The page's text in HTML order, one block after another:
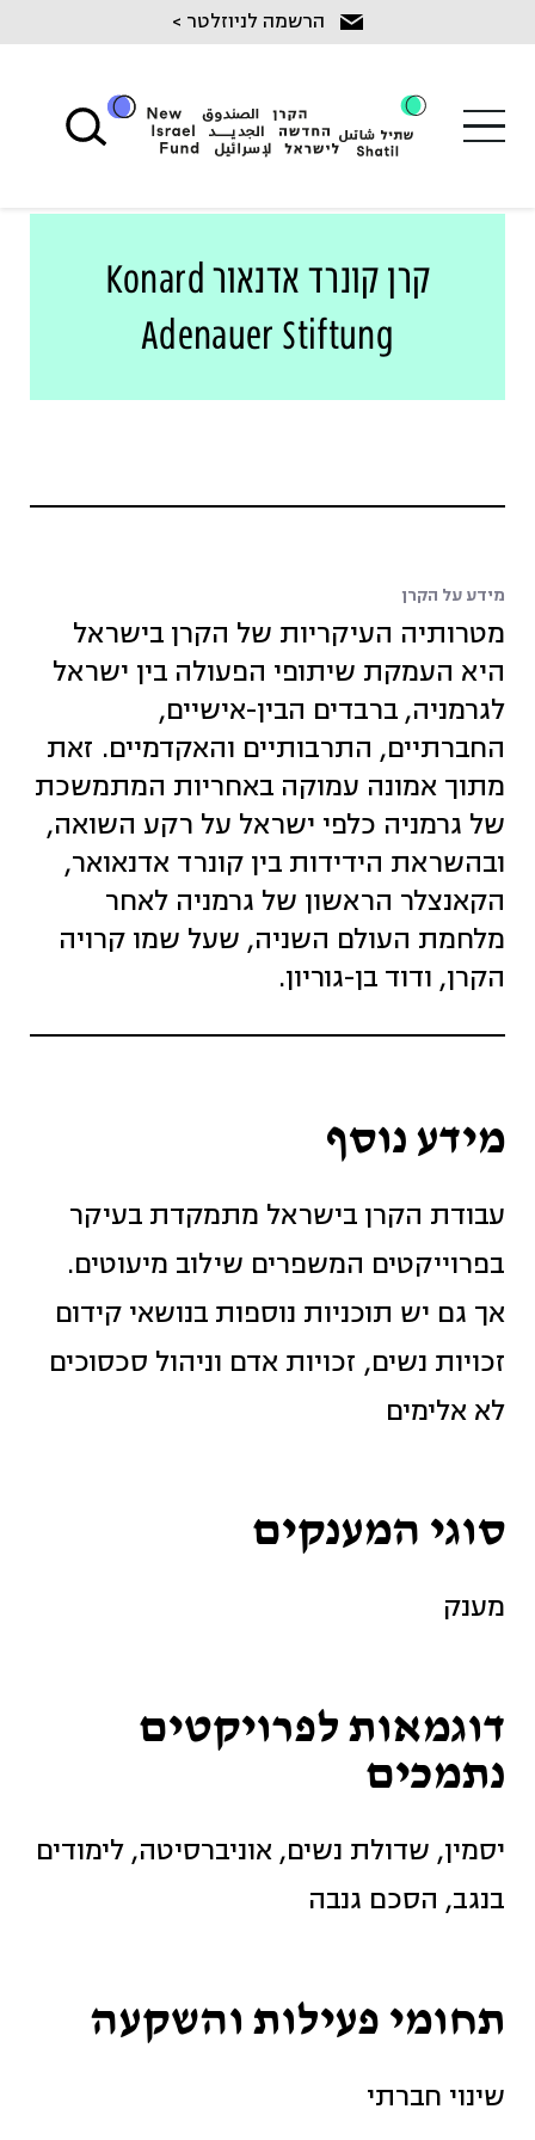
content
הרשמה לניוזלטר >
קרן קונרד אדנאור Konard
Adenauer Stiftung
מידע על הקרן
מטרותיה העיקריות של הקרן בישראל
היא העמקת שיתופי הפעולה בין ישראל
לגרמניה, ברבדים הבין-אישיים,
החברתיים, התרבותיים והאקדמיים. זאת
מתוך אמונה עמוקה באחריות המתמשכת
של גרמניה כלפי ישראל על רקע השואה,
ובהשראת הידידות בין קונרד אדנאואר,
הקאנצלר הראשון של גרמניה לאחר
מלחמת העולם השניה, שעל שמו קרויה
הקרן, ודוד בן-גוריון.
מידע נוסף
עבודת הקרן בישראל מתמקדת בעיקר
בפרוייקטים המשפרים שילוב מיעוטים.
אך גם יש תוכניות נוספות בנושאי קידום
זכויות נשים, זכויות אדם וניהול סכסוכים
לא אלימים
סוגי המענקים
מענק
דוגמאות לפרויקטים
נתמכים
יסמין, שדולת נשים, אוניברסיטה, לימודים
בנגב, הסכם גנבה
תחומי פעילות והשקעה
שינוי חברתי